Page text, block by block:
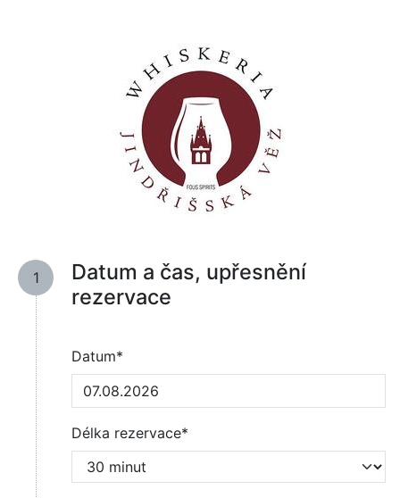
1
Datum a čas, upřesnění
rezervace
Datum*
Délka rezervace*